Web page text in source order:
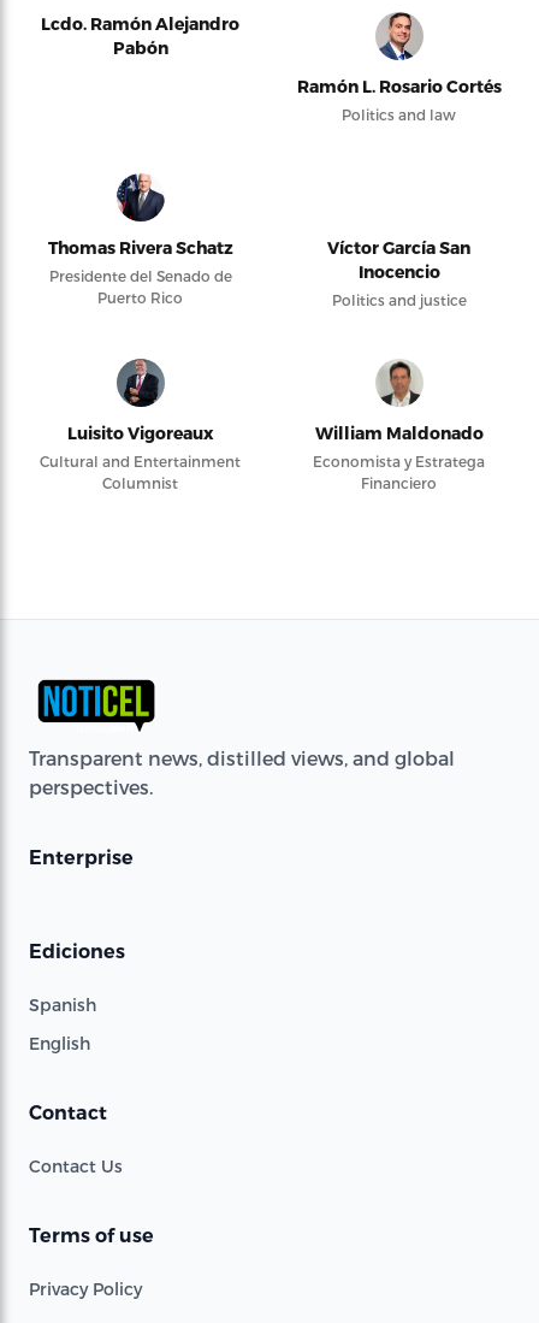
Lcdo. Ramón Alejandro
Pabón
Ramón L. Rosario Cortés
Politics and law
Thomas Rivera Schatz
Presidente del Senado de
Puerto Rico
Víctor García San
Inocencio
Politics and justice
Luisito Vigoreaux
Cultural and Entertainment
Columnist
William Maldonado
Economista y Estratega
Financiero
Transparent news, distilled views, and global
perspectives.
Enterprise
Ediciones
Spanish
English
Contact
Contact Us
Terms of use
Privacy Policy